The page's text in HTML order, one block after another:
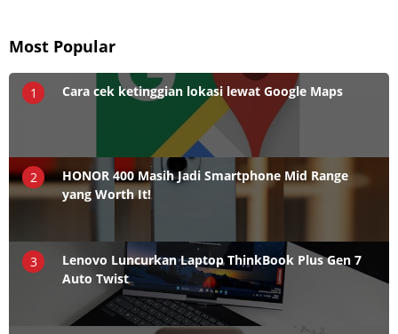
Most Popular
1 Cara cek ketinggian lokasi lewat Google Maps
2
HONOR 400 Masih Jadi Smartphone Mid Range
yang Worth It!
3
Lenovo Luncurkan Laptop ThinkBook Plus Gen 7
Auto Twist